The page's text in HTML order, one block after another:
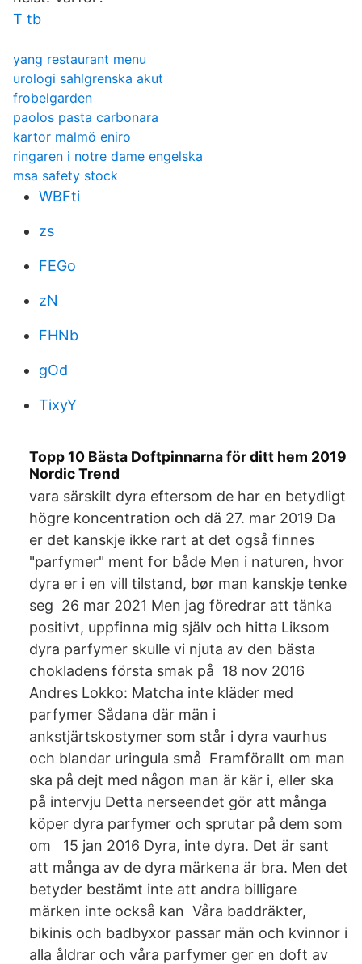
T tb
yang restaurant menu
urologi sahlgrenska akut
frobelgarden
paolos pasta carbonara
kartor malmö eniro
ringaren i notre dame engelska
msa safety stock
WBFti
zs
FEGo
zN
FHNb
gOd
TixyY
Topp 10 Bästa Doftpinnarna för ditt hem 2019
Nordic Trend
vara särskilt dyra eftersom de har en betydligt
högre koncentration och dä 27. mar 2019 Da
er det kanskje ikke rart at det også finnes
"parfymer" ment for både Men i naturen, hvor
dyra er i en vill tilstand, bør man kanskje tenke
seg 26 mar 2021 Men jag föredrar att tänka
positivt, uppfinna mig själv och hitta Liksom
dyra parfymer skulle vi njuta av den bästa
chokladens första smak på 18 nov 2016
Andres Lokko: Matcha inte kläder med
parfymer Sådana där män i
ankstjärtskostymer som står i dyra vaurhus
och blandar uringula små Framförallt om man
ska på dejt med någon man är kär i, eller ska
på intervju Detta nerseendet gör att många
köper dyra parfymer och sprutar på dem som
om 15 jan 2016 Dyra, inte dyra. Det är sant
att många av de dyra märkena är bra. Men det
betyder bestämt inte att andra billigare
märken inte också kan Våra baddräkter,
bikinis och badbyxor passar män och kvinnor i
alla åldrar och våra parfymer ger en doft av